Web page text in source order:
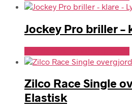
Jockey Pro briller –
Zilco Race Single
Elastisk